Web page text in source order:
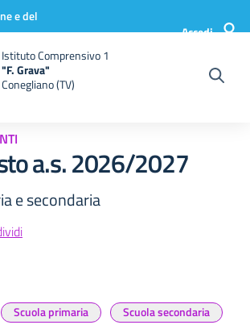
e del
Accedi
Istituto Comprensivo 1
"F. Grava"
Conegliano (TV)
a.s. 2026/2027
e secondaria
Scuola primaria Scuola secondaria